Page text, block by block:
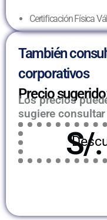
Certificación Física
También
corporativos
Precio
Los precios
sugiere
S/